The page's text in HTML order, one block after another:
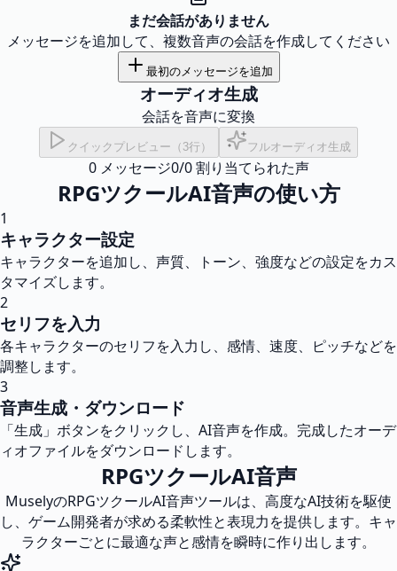
まだ会話がありません
メッセージを追加して、複数音声の会話を作成してください
最初のメッセージを追加
オーディオ生成
会話を音声に変換
クイックプレビュー（3行） フルオーディオ生成
0 メッセージ0/0 割り当てられた声
RPGツクールAI音声の使い方
1
キャラクター設定
キャラクターを追加し、声質、トーン、強度などの設定をカス
タマイズします。
2
セリフを入力
各キャラクターのセリフを入力し、感情、速度、ピッチなどを
調整します。
3
音声生成・ダウンロード
「生成」ボタンをクリックし、AI音声を作成。完成したオーデ
ィオファイルをダウンロードします。
RPGツクールAI音声
MuselyのRPGツクールAI音声ツールは、高度なAI技術を駆使
し、ゲーム開発者が求める柔軟性と表現力を提供します。キャ
ラクターごとに最適な声と感情を瞬時に作り出します。